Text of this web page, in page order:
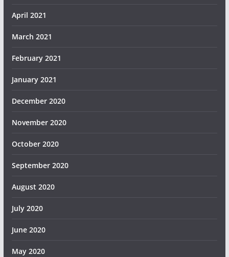
April 2021
March 2021
February 2021
January 2021
December 2020
November 2020
October 2020
September 2020
August 2020
July 2020
June 2020
May 2020